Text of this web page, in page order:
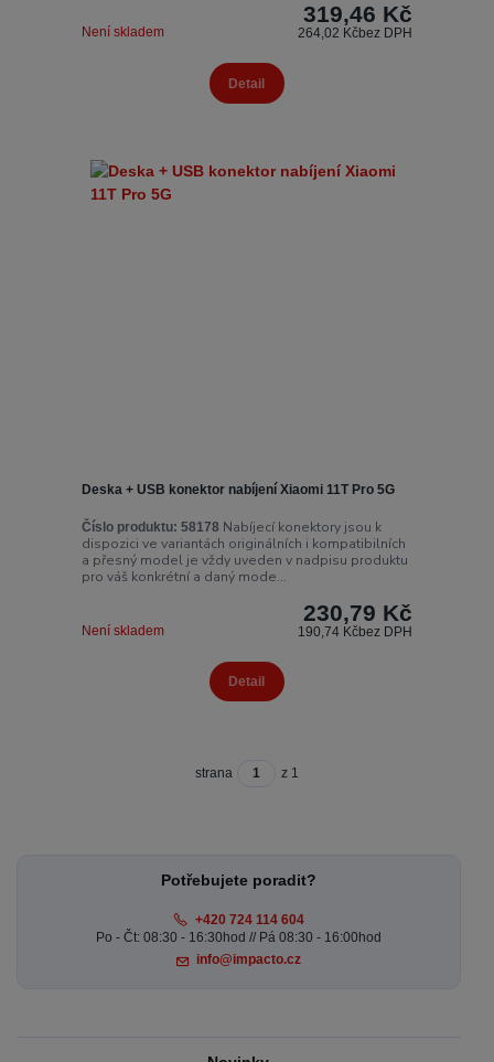
319,46 Kč
264,02 Kčbez DPH
Není skladem
Detail
Deska + USB konektor nabíjení Xiaomi 11T Pro 5G
Číslo produktu: 58178 Nabíjecí konektory jsou k
dispozici ve variantách originálních i kompatibilních
a přesný model je vždy uveden v nadpisu produktu
pro váš konkrétní a daný mode...
230,79 Kč
190,74 Kčbez DPH
Není skladem
Detail
strana z 1
Potřebujete poradit?
+420 724 114 604
Po - Čt: 08:30 - 16:30hod // Pá 08:30 - 16:00hod
info@impacto.cz